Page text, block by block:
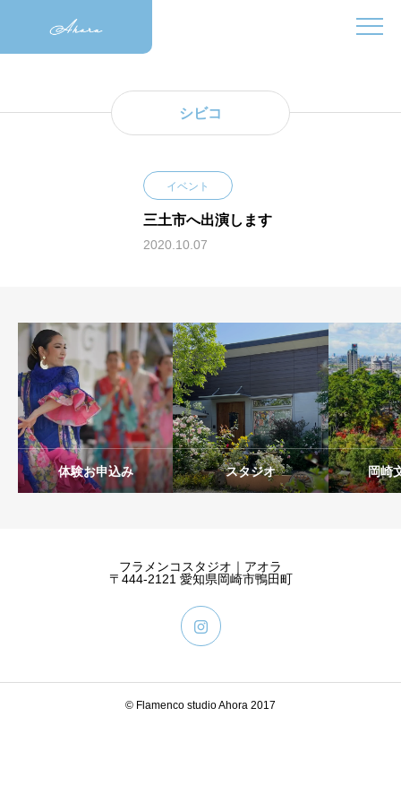
シビコ
イベント
三土市へ出演します
2020.10.07
体験お申込み スタジオ 岡崎
フラメンコスタジオ｜アオラ
〒444-2121 愛知県岡崎市鴨田町
© Flamenco studio Ahora 2017